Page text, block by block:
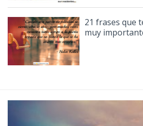
21 frases que
muy